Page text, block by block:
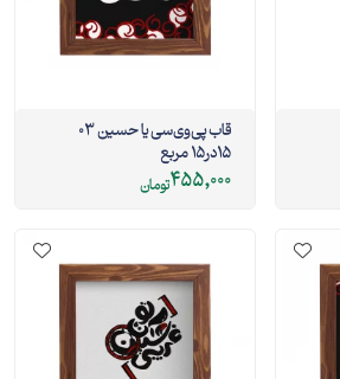
قاب پی‌وی‌سی یا حسین 03
15در15 مربع
455,000تومان